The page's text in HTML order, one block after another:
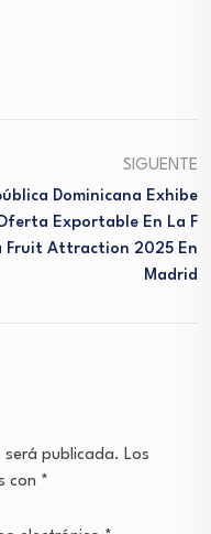
SIGUENTE
Dominicana Exhibe
Exportable En La F
Fruit Attraction 2025 En
Madrid
será publicada. Los
con *